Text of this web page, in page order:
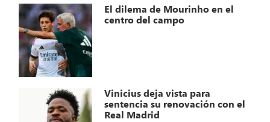
El dilema de Mourinho en el
centro del campo
Vinicius deja vista para
sentencia su renovación con el
Real Madrid